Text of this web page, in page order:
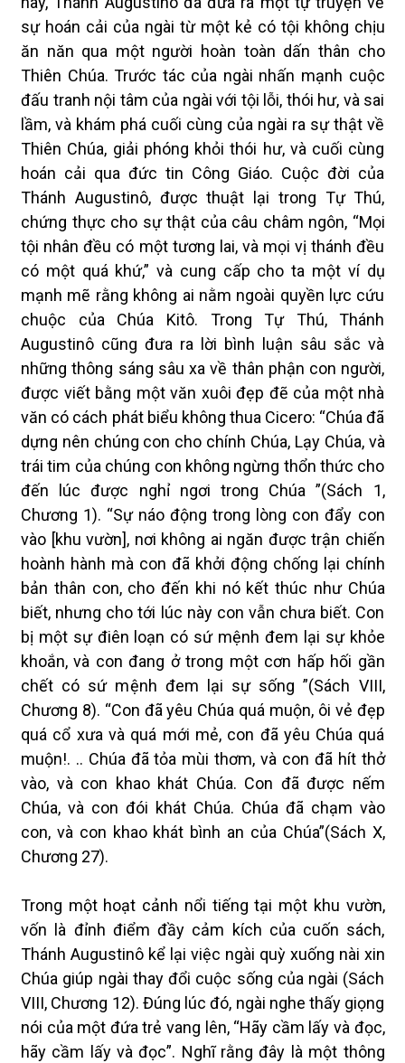
sự hoán cải của ngài từ một kẻ có tội không chịu
ăn năn qua một người hoàn toàn dấn thân cho
Thiên Chúa. Trước tác của ngài nhấn mạnh cuộc
đấu tranh nội tâm của ngài với tội lỗi, thói hư, và sai
lầm, và khám phá cuối cùng của ngài ra sự thật về
Thiên Chúa, giải phóng khỏi thói hư, và cuối cùng
hoán cải qua đức tin Công Giáo. Cuộc đời của
Thánh Augustinô, được thuật lại trong Tự Thú,
chứng thực cho sự thật của câu châm ngôn, “Mọi
tội nhân đều có một tương lai, và mọi vị thánh đều
có một quá khứ,” và cung cấp cho ta một ví dụ
mạnh mẽ rằng không ai nằm ngoài quyền lực cứu
chuộc của Chúa Kitô. Trong Tự Thú, Thánh
Augustinô cũng đưa ra lời bình luận sâu sắc và
những thông sáng sâu xa về thân phận con người,
được viết bằng một văn xuôi đẹp đẽ của một nhà
văn có cách phát biểu không thua Cicero: “Chúa đã
dựng nên chúng con cho chính Chúa, Lạy Chúa, và
trái tim của chúng con không ngừng thổn thức cho
đến lúc được nghỉ ngơi trong Chúa ”(Sách 1,
Chương 1). “Sự náo động trong lòng con đẩy con
vào [khu vườn], nơi không ai ngăn được trận chiến
hoành hành mà con đã khởi động chống lại chính
bản thân con, cho đến khi nó kết thúc như Chúa
biết, nhưng cho tới lúc này con vẫn chưa biết. Con
bị một sự điên loạn có sứ mệnh đem lại sự khỏe
khoắn, và con đang ở trong một cơn hấp hối gần
chết có sứ mệnh đem lại sự sống ”(Sách VIII,
Chương 8). “Con đã yêu Chúa quá muộn, ôi vẻ đẹp
quá cổ xưa và quá mới mẻ, con đã yêu Chúa quá
muộn!. .. Chúa đã tỏa mùi thơm, và con đã hít thở
vào, và con khao khát Chúa. Con đã được nếm
Chúa, và con đói khát Chúa. Chúa đã chạm vào
con, và con khao khát bình an của Chúa”(Sách X,
Chương 27).
Trong một hoạt cảnh nổi tiếng tại một khu vườn,
vốn là đỉnh điểm đầy cảm kích của cuốn sách,
Thánh Augustinô kể lại việc ngài quỳ xuống nài xin
Chúa giúp ngài thay đổi cuộc sống của ngài (Sách
VIII, Chương 12). Đúng lúc đó, ngài nghe thấy giọng
nói của một đứa trẻ vang lên, “Hãy cầm lấy và đọc,
hãy cầm lấy và đọc”. Nghĩ rằng đây là một thông